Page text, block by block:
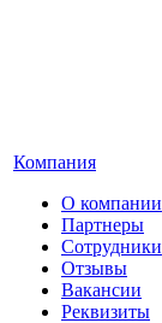
Компания
О компании
Партнеры
Сотрудники
Отзывы
Вакансии
Реквизиты